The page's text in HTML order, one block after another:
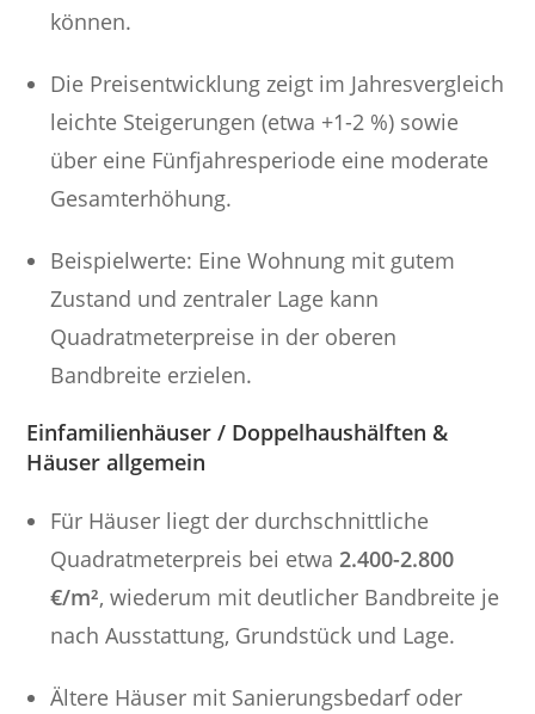
können.
Die Preisentwicklung zeigt im Jahresvergleich
leichte Steigerungen (etwa +1-2 %) sowie
über eine Fünfjahresperiode eine moderate
Gesamterhöhung.
Beispielwerte: Eine Wohnung mit gutem
Zustand und zentraler Lage kann
Quadratmeterpreise in der oberen
Bandbreite erzielen.
Einfamilienhäuser / Doppelhaushälften &
Häuser allgemein
Für Häuser liegt der durchschnittliche
Quadratmeterpreis bei etwa2.400-2.800
€/m², wiederum mit deutlicher Bandbreite je
nach Ausstattung, Grundstück und Lage.
Ältere Häuser mit Sanierungsbedarf oder